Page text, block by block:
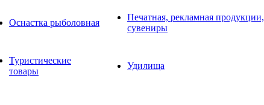
Оснастка рыболовная
Печатная, рекламная продукции,
сувениры
Туристические
товары
Удилища